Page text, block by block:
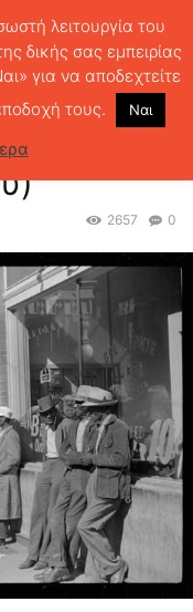
Ο ιστορικός ενεστώτας (του
(του
0
2657
λειτουργία του
δικής σας εμπειρίας
για να αποδεχτείτε
τους.
Ναι